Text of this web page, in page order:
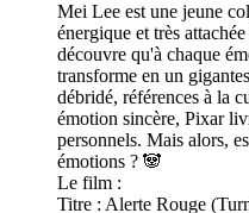
Mei Lee est une jeune
énergique et très
découvre qu'à chaque
transforme en un
débridé, références à la
émotion sincère, Pixar
personnels. Mais alors,
émotions ? 🐼
Le film :
Titre : Alerte Rouge